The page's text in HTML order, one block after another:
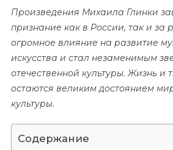
Произведения Михаила Глинки
признание как в России, так и за
огромное влияние на развитие
искусства и стал незаменимым
отечественной культуры. Жизнь и
остаются великим достоянием
культуры.
Содержание